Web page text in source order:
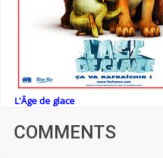
L'Âge de glace
COMMENTS